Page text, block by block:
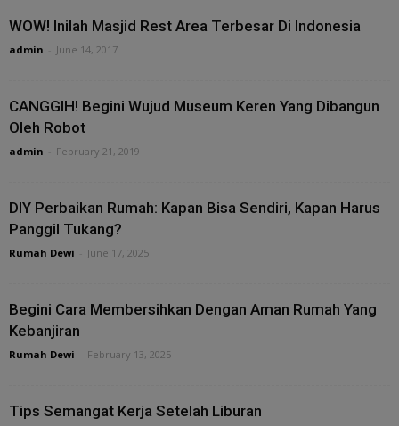
WOW! Inilah Masjid Rest Area Terbesar Di Indonesia
admin June 14, 2017
CANGGIH! Begini Wujud Museum Keren Yang Dibangun
Oleh Robot
admin February 21, 2019
DIY Perbaikan Rumah: Kapan Bisa Sendiri, Kapan Harus
Panggil Tukang?
Rumah Dewi June 17, 2025
Begini Cara Membersihkan Dengan Aman Rumah Yang
Kebanjiran
Rumah Dewi February 13, 2025
Tips Semangat Kerja Setelah Liburan